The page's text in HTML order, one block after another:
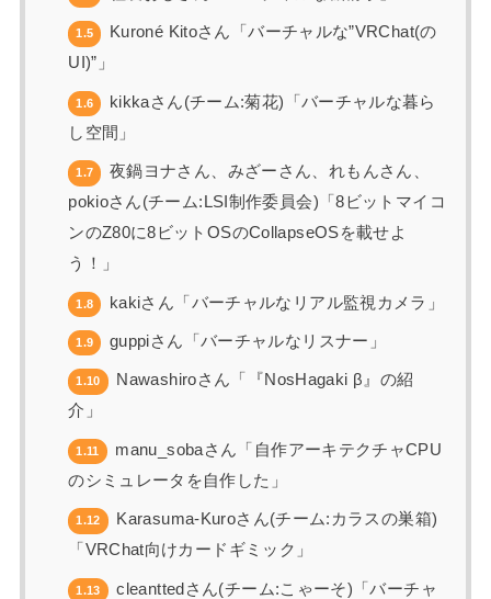
1.5
Kuroné Kitoさん「バーチャルな”VRChat(の
UI)”」
1.6
kikkaさん(チーム:菊花)「バーチャルな暮ら
し空間」
1.7
夜鍋ヨナさん、みざーさん、れもんさん、
pokioさん(チーム:LSI制作委員会)「8ビットマイコ
ンのZ80に8ビットOSのCollapseOSを載せよ
う！」
1.8 kakiさん「バーチャルなリアル監視カメラ」
1.9 guppiさん「バーチャルなリスナー」
1.10
Nawashiroさん「『NosHagaki β』の紹
介」
1.11
manu_sobaさん「自作アーキテクチャCPU
のシミュレータを自作した」
1.12
Karasuma-Kuroさん(チーム:カラスの巣箱)
「VRChat向けカードギミック」
1.13
cleanttedさん(チーム:こゃーそ)「バーチャ